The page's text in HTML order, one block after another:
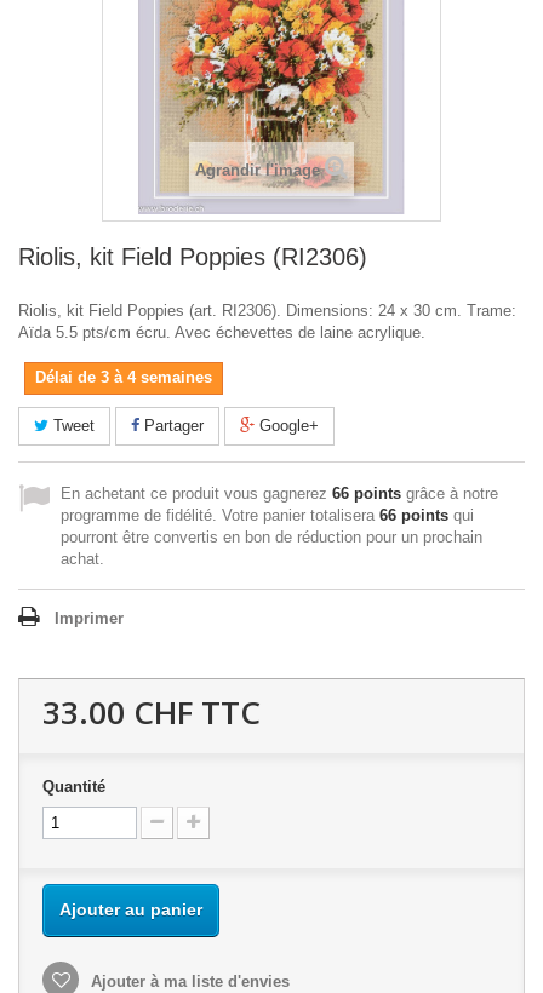
Agrandir l'image
Riolis, kit Field Poppies (RI2306)
Riolis, kit Field Poppies (art. RI2306). Dimensions: 24 x 30 cm. Trame:
Aïda 5.5 pts/cm écru. Avec échevettes de laine acrylique.
Délai de 3 à 4 semaines
Tweet Partager Google+
En achetant ce produit vous gagnerez 66 points grâce à notre
programme de fidélité. Votre panier totalisera 66 points qui
pourront être convertis en bon de réduction pour un prochain
achat.
Imprimer
33.00 CHF TTC
Quantité
Ajouter au panier
Ajouter à ma liste d'envies